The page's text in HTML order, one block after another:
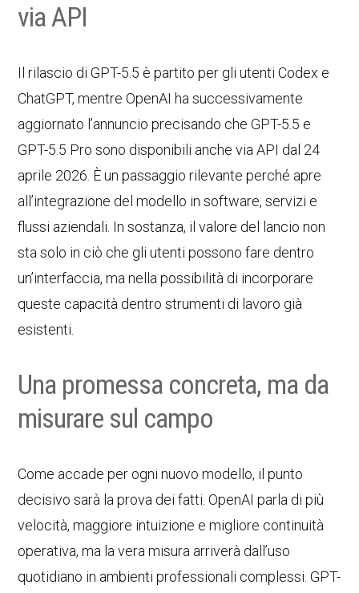
via API
Il rilascio di GPT-5.5 è partito per gli utenti Codex e
ChatGPT, mentre OpenAI ha successivamente
aggiornato l’annuncio precisando che GPT-5.5 e
GPT-5.5 Pro sono disponibili anche via API dal 24
aprile 2026. È un passaggio rilevante perché apre
all’integrazione del modello in software, servizi e
flussi aziendali. In sostanza, il valore del lancio non
sta solo in ciò che gli utenti possono fare dentro
un’interfaccia, ma nella possibilità di incorporare
queste capacità dentro strumenti di lavoro già
esistenti.
Una promessa concreta, ma da
misurare sul campo
Come accade per ogni nuovo modello, il punto
decisivo sarà la prova dei fatti. OpenAI parla di più
velocità, maggiore intuizione e migliore continuità
operativa, ma la vera misura arriverà dall’uso
quotidiano in ambienti professionali complessi. GPT-